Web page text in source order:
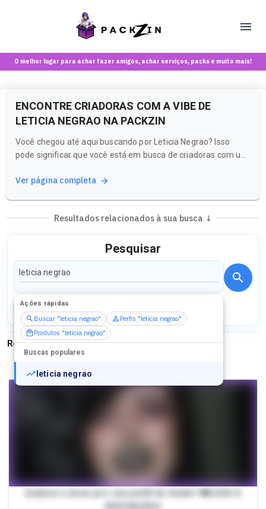
O melhor lugar para achar fazer amigos, achar serviços, packs e muito mais!
ENCONTRE CRIADORAS COM A VIBE DE
LETICIA NEGRAO NA PACKZIN
Você chegou até aqui buscando por Leticia Negrao? Isso
pode significar que você está em busca de criadoras com um
Packzin, você pode explorar uma variedade de criadoras que
Ver página completa
Resultados relacionados à sua busca ↓
Pesquisar
Ações rápidas
Buscar "leticia negrao"
Perfis "leticia negrao"
Produtos "leticia negrao"
Buscas populares
leticia negrao
Perfis
Resultados para"leticia negrao"
Análise e dicas pro seu perfil do tinder! ❤️(LEIA A